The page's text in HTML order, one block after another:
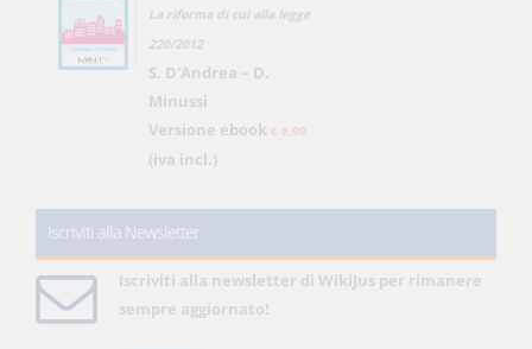
La riforma di cui alla legge
220/2012
S. D'Andrea – D.
Minussi
Versione ebook € 6,99
(iva incl.)
Iscriviti alla Newsletter
Iscriviti alla newsletter di WikiJus per rimanere
sempre aggiornato!